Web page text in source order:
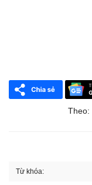
Theo:
Từ khóa: